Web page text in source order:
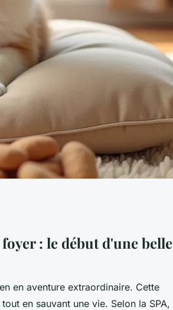
: le début d'une belle
en aventure extraordinaire. Cette
en sauvant une vie. Selon la SPA,